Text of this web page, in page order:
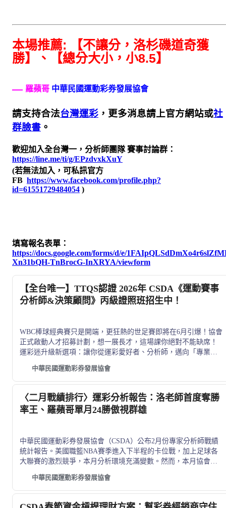
本場推薦: 【不讓分，洛杉磯道奇獲
勝】、【總分大小，小8.5】
羅蘋哥 中華民國運動彩券發展協會
請支持合法台灣運彩 ，更多消息請上官方網站或社
群臉書 。
歡迎加入全台灣一，分析師團隊 賽事討論群：
https://line.me/ti/g/EPzdvxkXuY
(若無法加入，可私訊官方
FB https://www.facebook.com/profile.php?
id=61551729484054 )
填寫報名表單：
https://docs.google.com/forms/d/e/
Xn31bQH-TnBrocG-InXRYA/viewform
【全台唯一】TTQS認證 2026年 CSDA《運動賽事
分析師&決策顧問》丙級證照班招生中！
WBC棒球經典賽只是開端，更狂熱的世足賽即將在6月引爆！協會
正式啟動人才招募計劃，想一展長才，這場課你絕對不能缺席！
運彩迷升級新選項：讓你從運彩愛好者、分析師，邁向「專業職
中華民國運動彩券發展協會
〈二月戰績排行〉運彩分析報告：洛老師首度奪勝
率王、羅蘋哥單月24勝傲視群雄
中華民國運動彩券發展協會（CSDA）公布2月份專家分析師戰績
統計報告。美國職籃NBA賽季進入下半程的卡位戰，加上足球各
大聯賽的激烈競爭，本月分析環境充滿變數。然而，本月協會整
振奮的是，分析師精選BONUS推薦場次勝率達 55%，為跟隨的彩
迷提供了極具價值的參考。
中華民國運動彩券發展協會